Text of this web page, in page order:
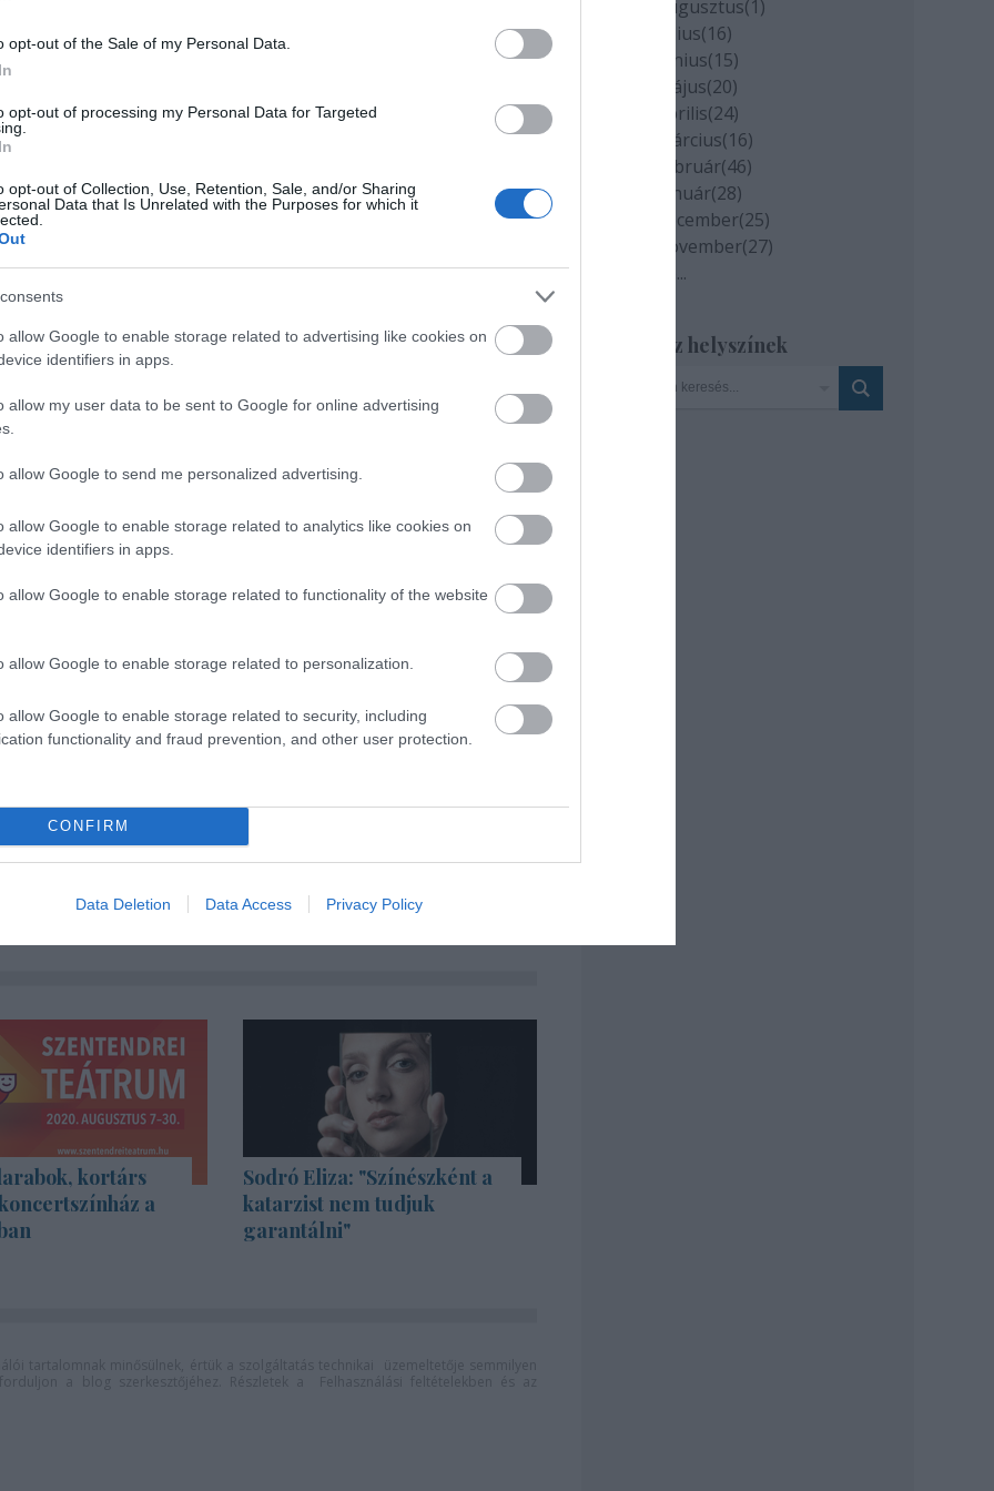
opt-out of the Sale of my Personal Data.
opt-out of processing my Personal Data for Targeted
opt-out of Collection, Use, Retention, Sale, and/or Sharing
Data that Is Unrelated with the Purposes for which it
allow Google to enable storage related to advertising like cookies on
identifiers in apps.
allow my user data to be sent to Google for online advertising
allow Google to send me personalized advertising.
allow Google to enable storage related to analytics like cookies on
identifiers in apps.
allow Google to enable storage related to functionality of the website
allow Google to enable storage related to personalization.
allow Google to enable storage related to security, including
functionality and fraud prevention, and other user protection.
CONFIRM
Data Deletion Data Access Privacy Policy
nevű fodrászfiújaként ismerte és szerette meg. Itt
amely olyan nagy tetszést aratott, hogy
Bajor Imre a kilencvenes évektől elmaradhatatlan
magánszámának refrénjét máig emlegetik: "Én, a
nagy sikerű filmvígjátékának új változatában, a
(2005). Tímár Péter 2004-es Le a fejjel! című
partnereként bolondozott.
RTL Klub Heti Hetes című humoros műsorának. Az
komikusa lett. Művészetét díjakkal is elismerték:
vehette át, 1999-ben Karinthy-gyűrűt
tisztikeresztjével tüntették ki.
volt a rajongók számára. Évekig élt együtt
Hámori
kórházba került, egy hónapig pihent, aztán
ban megint beteg lett, 2014 elején ismét kórházba
is elutazott gyógykezelésre, de végül nem tudták
kortárs
a
Sodró Eliza: "Színészként a
katarzist nem tudjuk
garantálni"
2020 augusztus(1)
2020 július(16)
2020 június(15)
2020 május(20)
2020 április(24)
2020 március(16)
2020 február(46)
2020 január(28)
2019 december(25)
2019 november(27)
...
Szinház helyszínek